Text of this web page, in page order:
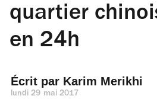
quartier
en 24h
Écrit par Karim Merikhi
lundi 29 mai 2017